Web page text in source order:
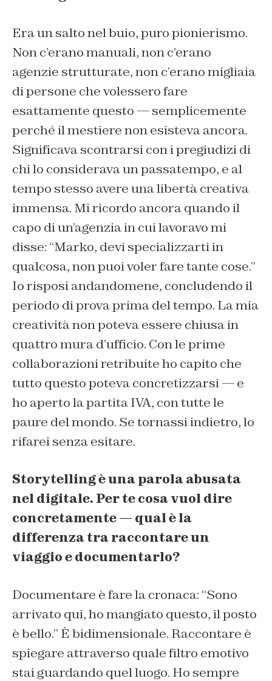
Era un salto nel buio, puro pionierismo.
Non c’erano manuali, non c’erano
agenzie strutturate, non c’erano migliaia
di persone che volessero fare
esattamente questo — semplicemente
perché il mestiere non esisteva ancora.
Significava scontrarsi con i pregiudizi di
chi lo considerava un passatempo, e al
tempo stesso avere una libertà creativa
immensa. Mi ricordo ancora quando il
capo di un’agenzia in cui lavoravo mi
disse: “Marko, devi specializzarti in
qualcosa, non puoi voler fare tante cose.”
Io risposi andandomene, concludendo il
periodo di prova prima del tempo. La mia
creatività non poteva essere chiusa in
quattro mura d’ufficio. Con le prime
collaborazioni retribuite ho capito che
tutto questo poteva concretizzarsi — e
ho aperto la partita IVA, con tutte le
paure del mondo. Se tornassi indietro, lo
rifarei senza esitare.
Storytelling è una parola abusata
nel digitale. Per te cosa vuol dire
concretamente — qual è la
differenza tra raccontare un
viaggio e documentarlo?
Documentare è fare la cronaca: “Sono
arrivato qui, ho mangiato questo, il posto
è bello.” È bidimensionale. Raccontare è
spiegare attraverso quale filtro emotivo
stai guardando quel luogo. Ho sempre